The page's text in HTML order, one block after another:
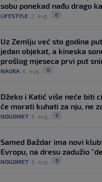
sobu ponekad nađu drago
LIFESTYLE 2. aug. 0
Uz Zemlju već sto godina
jedan objekat, a kineska
prošlog mjeseca prvi put
NAUKA 6. aug. 0
Džeko i Katić više neće biti
će morati kuhati za nju, ne
NOGOMET 6. aug. 0
Samed Baždar ima novi
Evropu, na dresu zadužio
NOGOMET 6. aug. 0